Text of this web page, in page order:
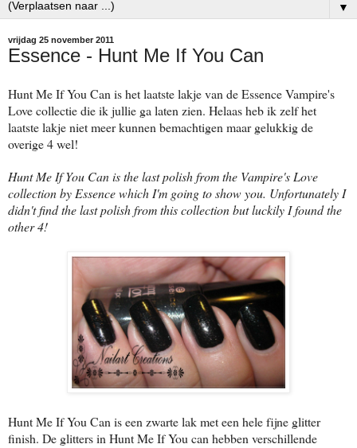
▼
vrijdag 25 november 2011
Essence - Hunt Me If You Can
Hunt Me If You Can is het laatste lakje van de Essence Vampire's
Love collectie die ik jullie ga laten zien. Helaas heb ik zelf het
laatste lakje niet meer kunnen bemachtigen maar gelukkig de
overige 4 wel!
Hunt Me If You Can is the last polish from the Vampire's Love
collection by Essence which I'm going to show you. Unfortunately I
didn't find the last polish from this collection but luckily I found the
other 4!
Hunt Me If You Can is een zwarte lak met een hele fijne glitter
finish. De glitters in Hunt Me If You can hebben verschillende